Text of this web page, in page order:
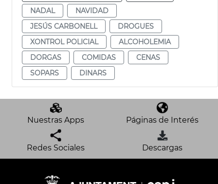
NADAL
NAVIDAD
JESÚS CARBONELL
DROGUES
XONTROL POLICIAL
ALCOHOLEMIA
DORGAS
COMIDAS
CENAS
SOPARS
DINARS
Nuestras Apps Páginas de Interés
Redes Sociales Descargas